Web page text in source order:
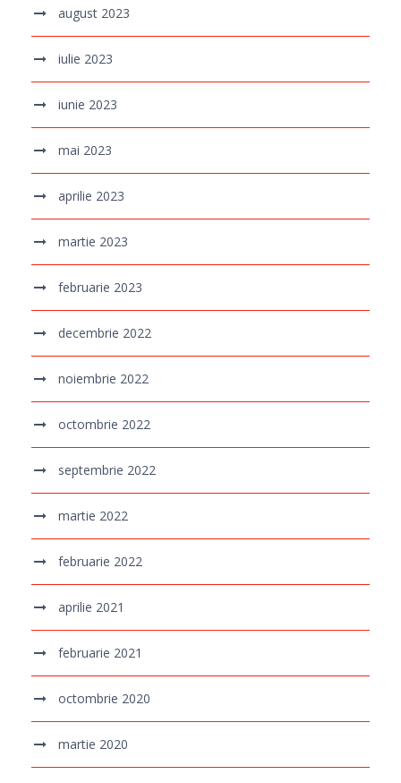
august 2023
iulie 2023
iunie 2023
mai 2023
aprilie 2023
martie 2023
februarie 2023
decembrie 2022
noiembrie 2022
octombrie 2022
septembrie 2022
martie 2022
februarie 2022
aprilie 2021
februarie 2021
octombrie 2020
martie 2020